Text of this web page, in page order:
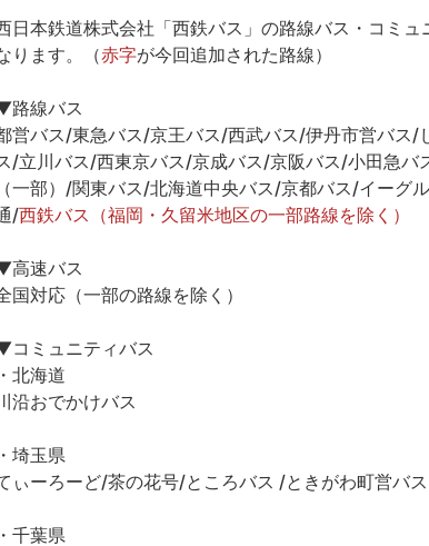
日本鉄道株式会社「西鉄バス」の路線バス・コミ
ります。（赤字が今回追加された路線）
路線バス
営バス/東急バス/京王バス/西武バス/伊丹市営バス
/立川バス/西東京バス/京成バス/京阪バス/小田急
（一部）/関東バス/北海道中央バス/京都バス/イー
/西鉄バス（福岡・久留米地区の一部路線を除く）
高速バス
国対応（一部の路線を除く）
コミュニティバス
・北海道
沿おでかけバス
・埼玉県
ぃーろーど/茶の花号/ところバス /ときがわ町営バス
・千葉県